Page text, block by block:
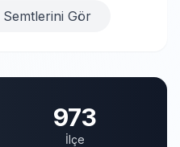
Gör
973
İlçe